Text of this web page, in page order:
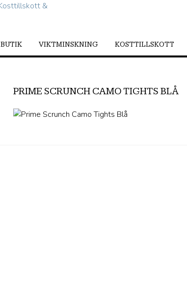
BUTIK VIKTMINSKNING KOSTTILLSKOTT
PRIME SCRUNCH CAMO TIGHTS BLÅ